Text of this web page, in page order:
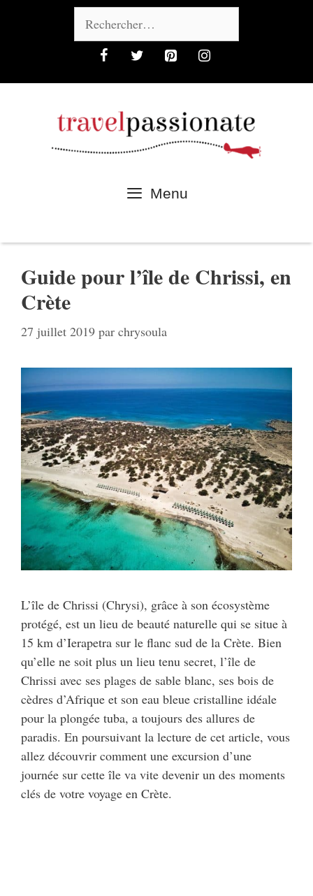
Menu
Guide pour l’île de Chrissi, en
Crète
27 juillet 2019 par chrysoula
L’île de Chrissi (Chrysi), grâce à son écosystème
protégé, est un lieu de beauté naturelle qui se situe à
15 km d’Ierapetra sur le flanc sud de la Crète. Bien
qu’elle ne soit plus un lieu tenu secret, l’île de
Chrissi avec ses plages de sable blanc, ses bois de
cèdres d’Afrique et son eau bleue cristalline idéale
pour la plongée tuba, a toujours des allures de
paradis. En poursuivant la lecture de cet article, vous
allez découvrir comment une excursion d’une
journée sur cette île va vite devenir un des moments
clés de votre voyage en Crète.